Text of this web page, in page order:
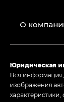
О
Юридическая
Вся
изображения